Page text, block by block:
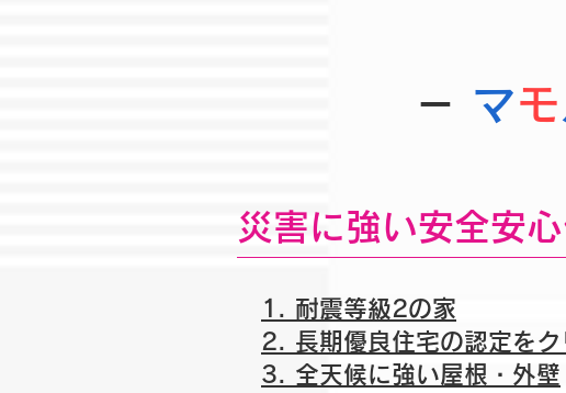
－ マモ
災害に強い安全安
1. 耐震等級2の家
2. 長期優良住宅の認定をク
3. 全天候に強い屋根・外壁